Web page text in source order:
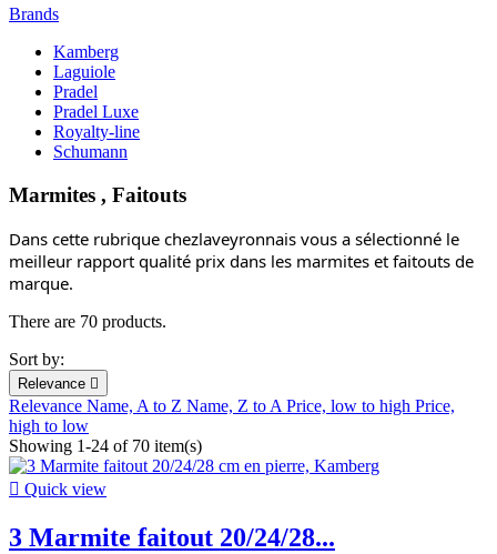
Brands
Kamberg
Laguiole
Pradel
Pradel Luxe
Royalty-line
Schumann
Marmites , Faitouts
Dans cette rubrique chezlaveyronnais vous a sélectionné le
meilleur rapport qualité prix dans les marmites et faitouts de
marque.
There are 70 products.
Sort by:
Relevance 
Relevance Name, A to Z Name, Z to APrice, low to high Price,
high to low
Showing 1-24 of 70 item(s)
 Quick view
3 Marmite faitout 20/24/28...